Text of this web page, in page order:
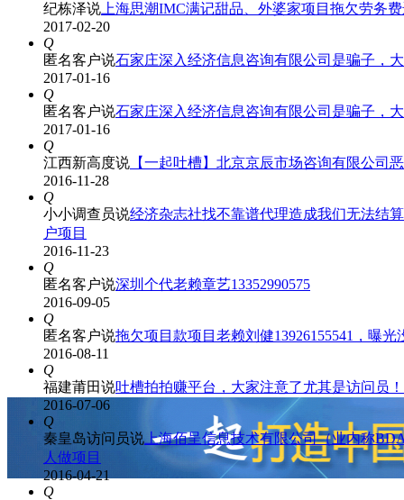
纪栋泽说 上海思潮IMC满记甜品、外婆家项目拖欠劳务
2017-02-20
Q
匿名客户说石家庄深入经济信息咨询有限公司是骗子，
2017-01-16
Q
匿名客户说石家庄深入经济信息咨询有限公司是骗子，
2017-01-16
Q
江西新高度说 【一起吐槽】北京京辰市场咨询有限公司
2016-11-28
Q
小小调查员说经济杂志社找不靠谱代理造成我们无法结
户项目
2016-11-23
Q
匿名客户说深圳个代老赖章艺13352990575
2016-09-05
Q
匿名客户说拖欠项目款项目老赖刘健13926155541，曝光
2016-08-11
Q
福建莆田说吐槽拍拍赚平台，大家注意了尤其是访问员
2016-07-06
Q
秦皇岛访问员说 上海佰呈信息技术有限公司（业内称
人做项目
2016-04-21
Q